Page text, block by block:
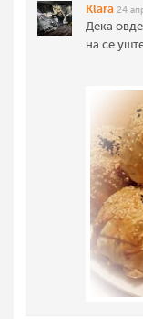
Klara 24
Дека
на се